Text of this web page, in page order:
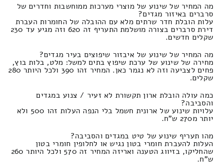
מה המחיר של שינוע של מוצרי מערכות ממוחשבות וחדרים של
סרברים באיזור מגדים?
עלות הובלת חדר שרתים מלא עם ההובלה של החומרות העברת
דירת סרברים בצורה מושלמת התעריף זה 620 וזה מגיע עד 230
שקלים חדשים.
מה המחיר של שינוע של איבזור שיפוצים בעיר מגדים?
מחירה של שינוע של ערכת שיפוץ בתים למשל: מלט, בלות בוץ,
פחים לצביעה וזה לא נגמר כאן. המחיר זהו 390 ולכל היותר 280
שקלים.
כמה עולה הובלת ארון תקשורת לא זעיר / צנוע במגדים
והסביבה?
עלויות שינוע של ארונית חשמל בלי הנפה העלות זהו 500 ולא
יותר מ270 ש"ח.
מהו תעריף שינוע של טיט במגדים והסביבה?
העלות להעברת חומרי בטון נגיש או לחלופין חומרי בטון
שהחליקו, בזיווג הטענה ואריזה המחיר זה 570 ולכל היותר 260
ש"ח.